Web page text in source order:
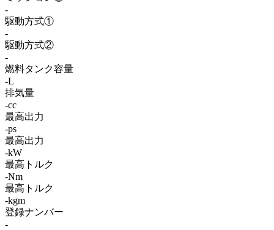
-
駆動方式①
-
駆動方式②
-
燃料タンク容量
-L
排気量
-cc
最高出力
-ps
最高出力
-kW
最高トルク
-Nm
最高トルク
-kgm
登録ナンバー
-